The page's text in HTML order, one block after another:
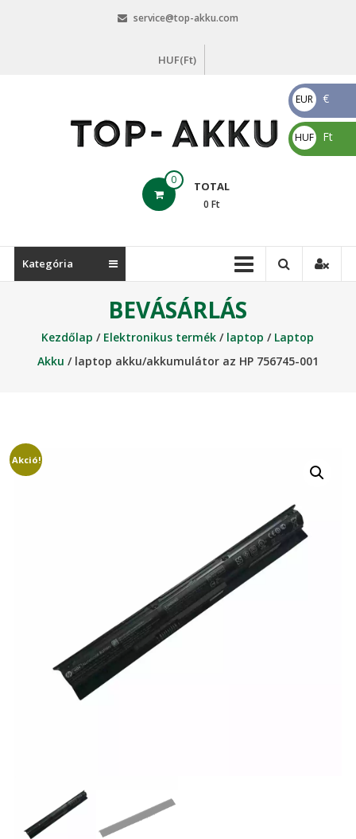
service@top-akku.com
HUF(Ft)
akku.com
0 TOTAL
0 Ft
Kategória
BEVÁSÁRLÁS
Kezdőlap / Elektronikus termék / laptop / Laptop
Akku / laptop akku/akkumulátor az HP 756745-001
Akció!
EUR
€
€
HUF
Ft
Ft